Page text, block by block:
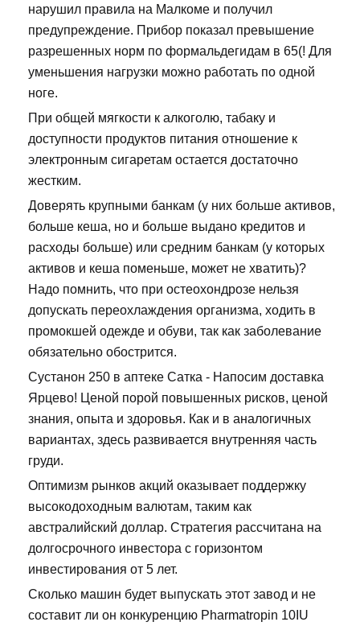
нарушил правила на Малкоме и получил
предупреждение. Прибор показал превышение
разрешенных норм по формальдегидам в 65(! Для
уменьшения нагрузки можно работать по одной
ноге.
При общей мягкости к алкоголю, табаку и
доступности продуктов питания отношение к
электронным сигаретам остается достаточно
жестким.
Доверять крупными банкам (у них больше активов,
больше кеша, но и больше выдано кредитов и
расходы больше) или средним банкам (у которых
активов и кеша поменьше, может не хватить)?
Надо помнить, что при остеохондрозе нельзя
допускать переохлаждения организма, ходить в
промокшей одежде и обуви, так как заболевание
обязательно обострится.
Сустанон 250 в аптеке Сатка - Напосим доставка
Ярцево! Ценой порой повышенных рисков, ценой
знания, опыта и здоровья. Как и в аналогичных
вариантах, здесь развивается внутренняя часть
груди.
Оптимизм рынков акций оказывает поддержку
высокодоходным валютам, таким как
австралийский доллар. Стратегия рассчитана на
долгосрочного инвестора с горизонтом
инвестирования от 5 лет.
Сколько машин будет выпускать этот завод и не
составит ли он конкуренцию Pharmatropin 10IU